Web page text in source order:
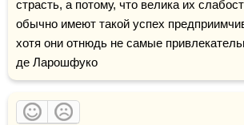
страсть, а потому, что велика их
обычно имеют такой успех
хотя они отнюдь не самые
де Ларошфуко